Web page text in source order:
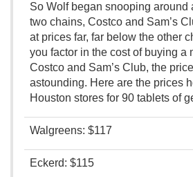
So Wolf began snooping around
two chains, Costco and Sam’s
at prices far, far below the other
you factor in the cost of buying a
Costco and Sam’s Club, the
astounding. Here are the prices
Houston stores for 90 tablets of
Walgreens: $117
Eckerd: $115